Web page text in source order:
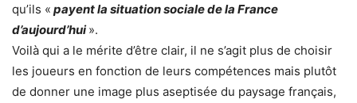
qu’ils « payent la situation sociale de la France
d’aujourd’hui ».
Voilà qui a le mérite d’être clair, il ne s’agit plus de choisir
les joueurs en fonction de leurs compétences mais plutôt
de donner une image plus aseptisée du paysage français,